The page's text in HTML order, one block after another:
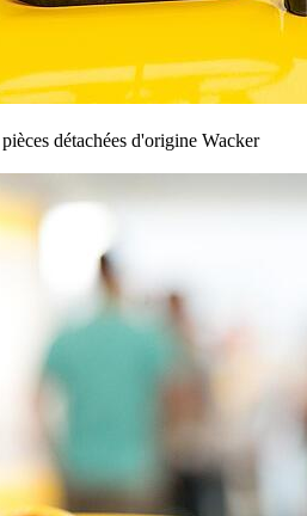
détachées d'origine Wacker